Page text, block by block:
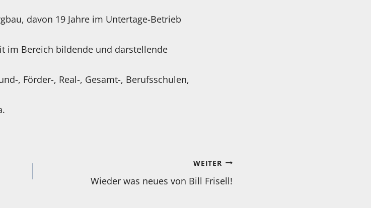
davon 19 Jahre im Untertage-Betrieb
im Bereich bildende und darstellende
, Förder-, Real-, Gesamt-, Berufsschulen,
WEITER
Wieder was neues von Bill Frisell!